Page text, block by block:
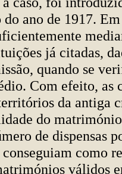
ano de 1917.
já citadas,
quando se
Com efeito, as
da antiga
do
de dispensas
como
válidos